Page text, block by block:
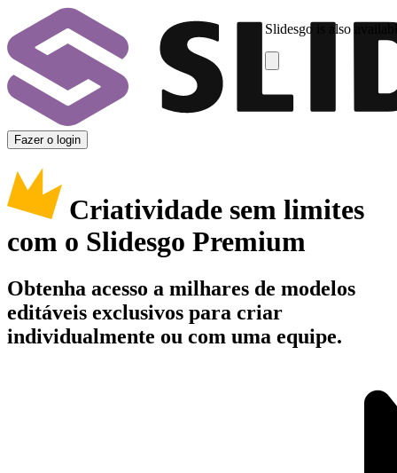
Slidesgo is also
Fazer o login
Criatividade sem limites
com o Slidesgo Premium
Obtenha acesso a milhares de modelos
editáveis exclusivos para criar
individualmente ou com uma equipe.